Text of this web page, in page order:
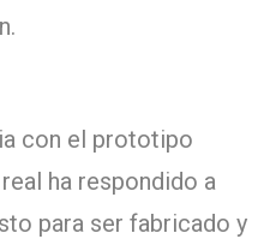
con el prototipo
ha respondido a
para ser fabricado y